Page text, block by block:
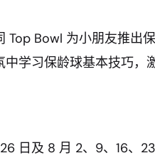
Top Bowl 为小朋友推出
学习保龄球基本技巧，
日及 8 月 2、9、16、